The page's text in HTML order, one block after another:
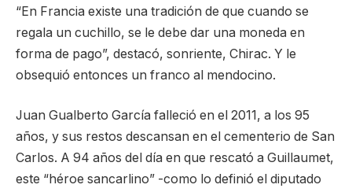
“En Francia existe una tradición de que cuando se
regala un cuchillo, se le debe dar una moneda en
forma de pago”, destacó, sonriente, Chirac. Y le
obsequió entonces un franco al mendocino.
Juan Gualberto García falleció en el 2011, a los 95
años, y sus restos descansan en el cementerio de San
Carlos. A 94 años del día en que rescató a Guillaumet,
este “héroe sancarlino” -como lo definió el diputado